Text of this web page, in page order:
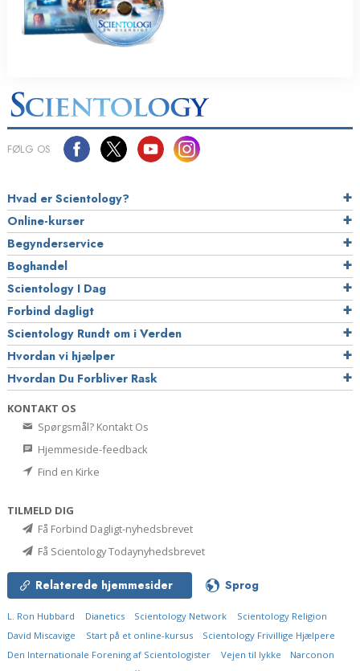
FØLG OS
Hvad er Scientology?
Online-kurser
Begynderservice
Boghandel
Scientology I Dag
Forbind dagligt
Scientology Rundt om i Verden
Hvordan vi hjælper
Hvordan Du Forbliver Rask
KONTAKT OS
Spørgsmål? Kontakt Os
Hjemmeside-feedback
Find en Kirke
TILMELD DIG
Få Forbind Dagligt-nyhedsbrevet
Få Scientology Todaynyhedsbrevet
Relaterede hjemmesider Sprog
L. Ron Hubbard Dianetics Scientology Network
Scientology Religion
David Miscavige
Start på et online-kursus
Scientology Frivillige Hjælpere
Den Internationale Forening af Scientologister
Vejen til lykke
Narconon